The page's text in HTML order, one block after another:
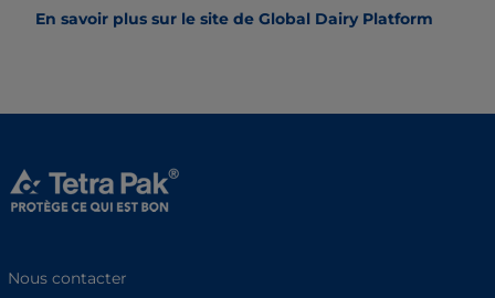
En savoir plus sur le site de Global Dairy Platform
Nous contacter